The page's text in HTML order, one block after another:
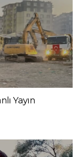
Yayın